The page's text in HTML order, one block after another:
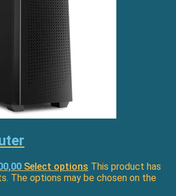
Select options This product has
The options may be chosen on the